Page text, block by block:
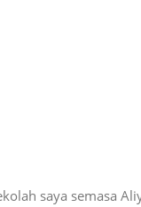
saya semasa